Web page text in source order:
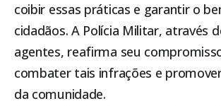
coibir essas práticas e garantir o
cidadãos. A Polícia Militar, através
agentes, reafirma seu
combater tais infrações e
da comunidade.